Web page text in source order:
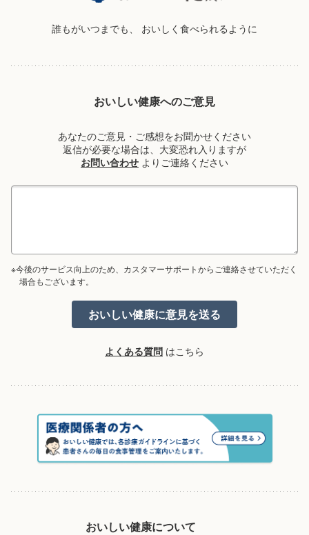
誰もがいつまでも、 おいしく食べられるように
おいしい健康へのご意見
あなたのご意見・ご感想をお聞かせください
返信が必要な場合は、大変恐れ入りますが
お問い合わせ よりご連絡ください
※今後のサービス向上のため、カスタマーサポートからご連絡させていただく
場合もございます。
よくある質問 はこちら
おいしい健康について